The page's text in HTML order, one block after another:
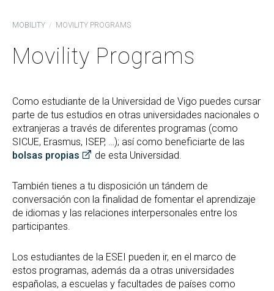
MOBILITY MOVILITY PROGRAMS
Movility Programs
Como estudiante de la Universidad de Vigo puedes cursar
parte de tus estudios en otras universidades nacionales o
extranjeras a través de diferentes programas (como
SICUE, Erasmus, ISEP, …); así como beneficiarte de las
bolsas propias
de esta Universidad.
También tienes a tu disposición un tándem de
conversación con la finalidad de fomentar el aprendizaje
de idiomas y las relaciones interpersonales entre los
participantes.
Los estudiantes de la ESEI pueden ir, en el marco de
estos programas, además da a otras universidades
españolas, a escuelas y facultades de países como